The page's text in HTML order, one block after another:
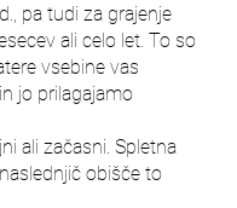
pa tudi za grajenje
ali celo let. To so
vsebine vas
jo prilagajamo
ali začasni. Spletna
obišče to